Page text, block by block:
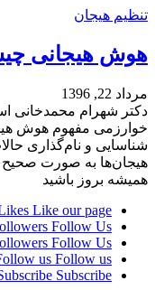
تنظیم هیجان
هوش هیجانی
مرداد 22, 1396
دکتر شهرام محمدخانی
خوارزمی مفهوم هوش
شناسایی و نام‌گذاری
هیجان‌ها به صورت صحیح
همیشه بروز باشید
Like our page
Follow Us
Follow Us
us Follow us
Subscribe